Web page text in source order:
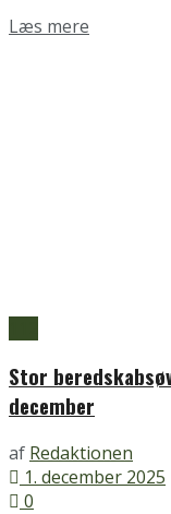
Læs mere
Stor
december
af Redaktionen
1. december 2025
0